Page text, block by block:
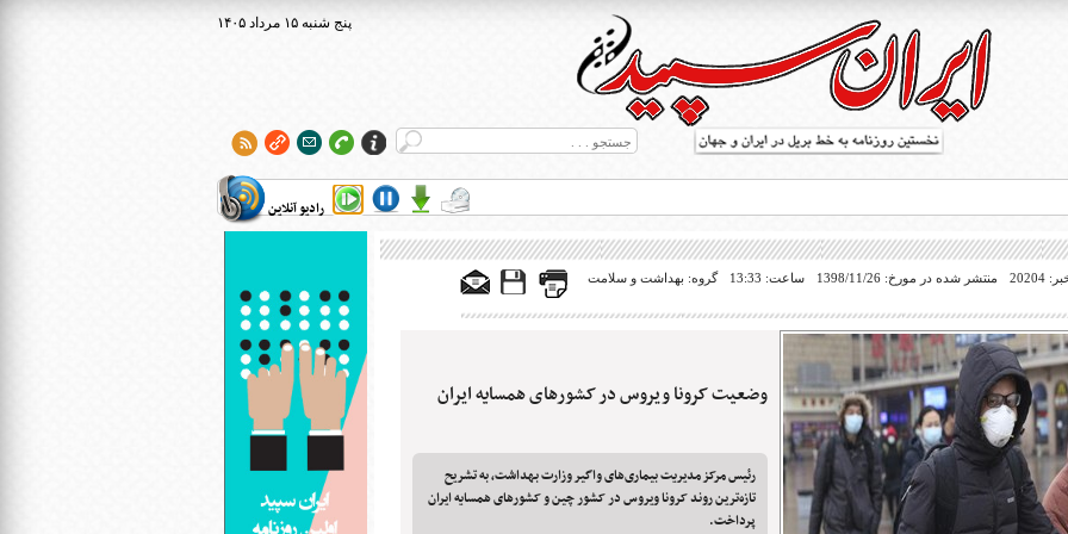
۱۴۰۵ پنج شنبه ۱۵ مرداد
رادیو آنلاین
بریل در جهان
منتشر شده در مورخ: 1398/11/26 ساعت: 13:33 گروه: بهداشت و سلامت
وضعیت کرونا ویروس در کشورهای همسایه ایران
رئیس مرکز مدیریت بیماری‌های واگیر وزارت بهداشت، به تشریح
تازه‌ترین روند کرونا ویروس در کشور چین و کشورهای همسایه ایران
پرداخت.